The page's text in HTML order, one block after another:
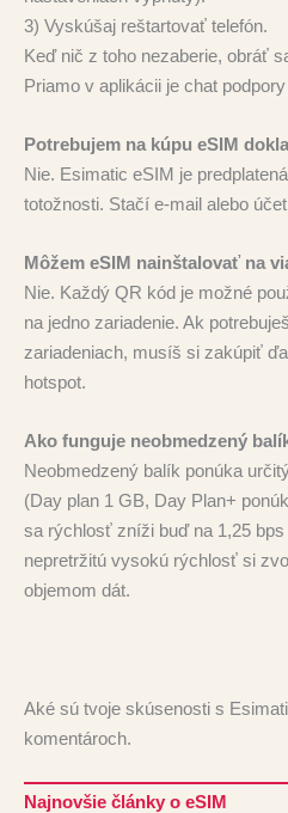
3) Vyskúšaj reštartovať telefón.
Keď nič z toho nezaberie, obráť
Priamo v aplikácii je chat podpory
Potrebujem na kúpu eSIM
Nie. Esimatic eSIM je
totožnosti. Stačí e‑mail alebo
Môžem eSIM nainštalovať na
Nie. Každý QR kód je možné
na jedno zariadenie. Ak
zariadeniach, musíš si zakúpiť
hotspot.
Ako funguje neobmedzený
Neobmedzený balík ponúka
(Day plan 1 GB, Day Plan+
sa rýchlosť zníži buď na 1,25
nepretržitú vysokú rýchlosť si
objemom dát.
Aké sú tvoje skúsenosti s
komentároch.
Najnovšie články o eSIM